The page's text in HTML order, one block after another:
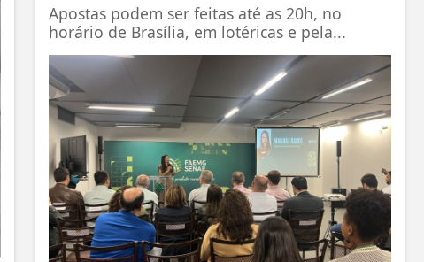
Apostas podem ser feitas até as 20h, no
horário de Brasília, em lotéricas e pela...